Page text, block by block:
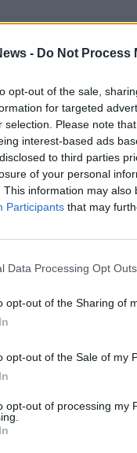
- Do Not Process
opt-out of the sale,
for targeted
selection. Please note
interest-based ads
to third parties
of your personal
This information may
Participants that may
Data Processing Opt Outs
opt-out of the Sharing of
opt-out of the Sale of my
opt-out of processing my